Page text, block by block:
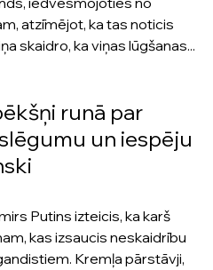
atzīmējot, ka tas noticis
skaidro, ka viņas lūgšanas...
runā par
un iespēju
Putins izteicis, ka karš
kas izsaucis neskaidrību
Kremļa pārstāvji,